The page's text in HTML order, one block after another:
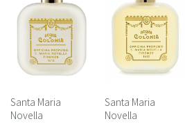
Santa Maria
Novella
Santa Maria
Novella